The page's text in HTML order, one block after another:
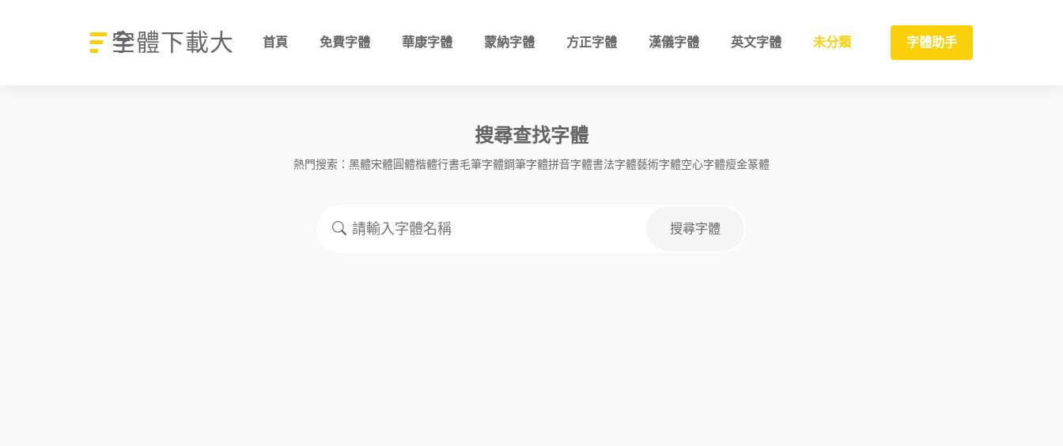
字體下載大全 首頁 免費字體 華康字體 蒙納字體 方正字體 漢儀字體 英文字體 未分類 字體助手
搜尋查找字體
熱門搜索： 黑體宋體圓體楷體行書毛筆字體鋼筆字體拼音字體書法字體藝術字體空心字體瘦金篆體